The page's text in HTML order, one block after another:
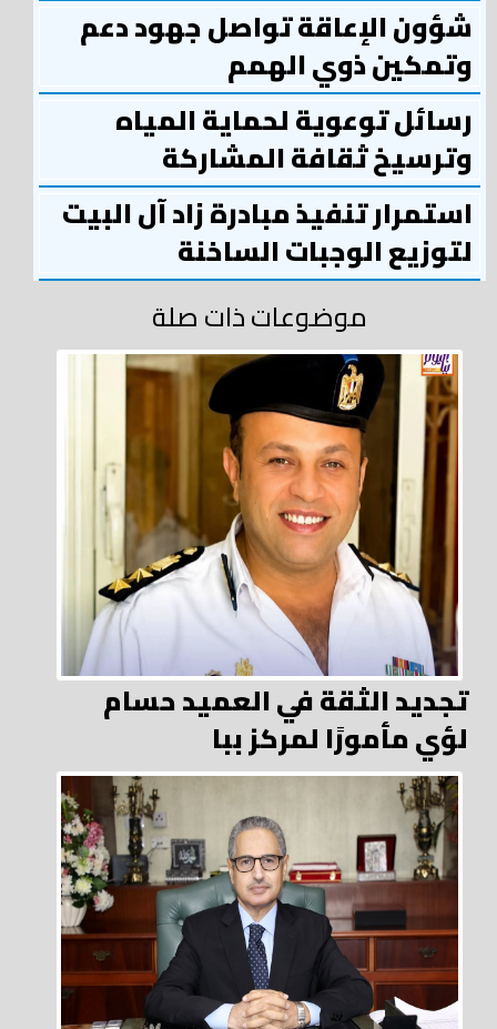
شؤون الإعاقة تواصل جهود دعم
وتمكين ذوي الهمم
رسائل توعوية لحماية المياه
وترسيخ ثقافة المشاركة
استمرار تنفيذ مبادرة زاد آل البيت
لتوزيع الوجبات الساخنة
موضوعات ذات صلة
تجديد الثقة في العميد حسام
لؤي مأمورًا لمركز ببا